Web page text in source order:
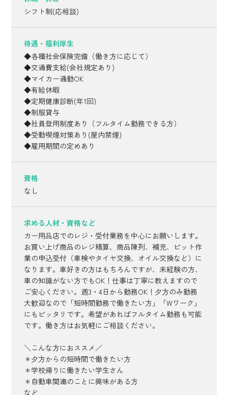
シフト制(応相談)
待遇・福利厚生
◆各種社会保険完備（働き方に応じて）
◆交通費支給(会社規定あり)
◆マイカー通勤OK
◆有給休暇
◆定期健康診断(年1回)
◆制服貸与
◆社員登用制度あり（フルタイム勤務できる方）
◆受動喫煙対策あり(屋内禁煙)
◆雇用期間の定めあり
資格
なし
求める人材・資格など
カー用品店でのレジ・受付業務を中心にお願いします。
お買い上げ商品のレジ精算、商品陳列、補充、ピット作
業の申込受付（車検やタイヤ交換、オイル交換など）に
なります。車好きの方はもちろんですが、未経験の方、
車の知識がない方でもOK！仕事は丁寧に教えますので
ご安心ください。週3・4日から勤務OK！夕方のみ勤務
大歓迎なので「短時間勤務で働きたい方」「Wワーク」
にもピッタリです。希望があればフルタイム勤務も可能
です。働き方はお気軽にご相談ください。
＼こんな方におススメ／
＊夕方からの短時間で働きたい方
＊学校帰りに働きたい学生さん
＊自動車関連のことに興味がある方
など